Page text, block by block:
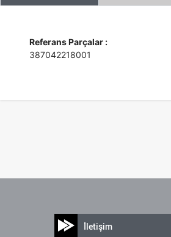
Referans Parçalar :
387042218001
İletişim